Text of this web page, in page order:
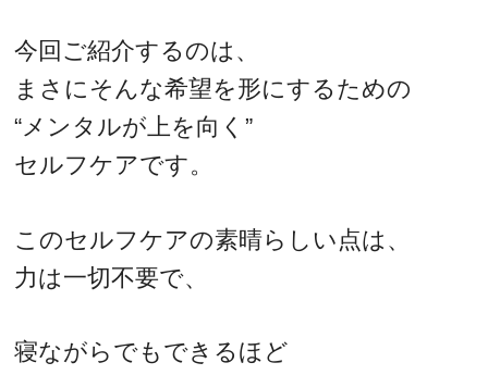
今回ご紹介するのは、
まさにそんな希望を形にするための
“メンタルが上を向く”
セルフケアです。
このセルフケアの素晴らしい点は、
力は一切不要で、
寝ながらでもできるほど